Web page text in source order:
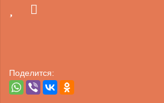
Поделится: